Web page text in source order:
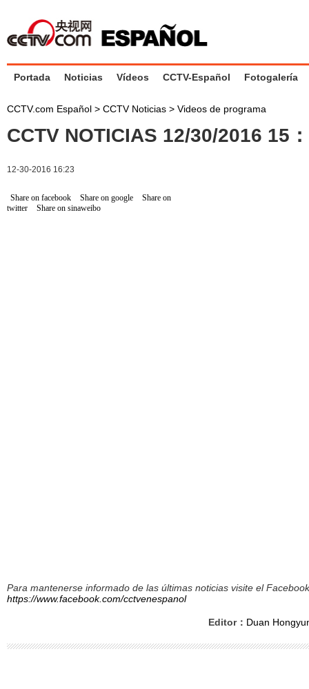
Portada Noticias Vídeos CCTV-Español Fotogalería
CCTV.com Español > CCTV Noticias > Videos de programa
CCTV NOTICIAS 12/30/2016 15
12-30-2016 16:23
Share on facebook Share on google
Share on
twitter
Share on sinaweibo
Para mantenerse informado de las últimas noticias visite el
https://www.facebook.com/cctvenespanol
Editor： Duan